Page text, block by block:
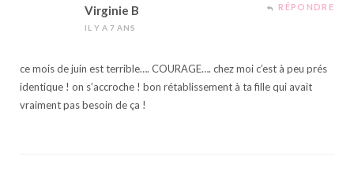
Virginie B
IL Y A 7 ANS
RÉPONDRE
ce mois de juin est terrible…. COURAGE…. chez moi c’est à peu prés
identique ! on s’accroche ! bon rétablissement à ta fille qui avait
vraiment pas besoin de ça !